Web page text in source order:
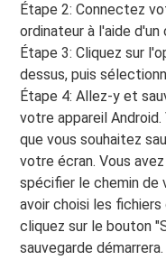
Étape 2: Connectez
ordinateur à l'aide d'un
Étape 3: Cliquez sur
dessus, puis
Étape 4: Allez-y et
votre appareil
que vous souhaitez
votre écran. Vous
spécifier le chemin de
avoir choisi les fichiers
cliquez sur le bouton
sauvegarde démarrera.